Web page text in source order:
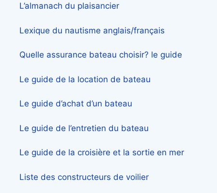
L’almanach du plaisancier
Lexique du nautisme anglais/français
Quelle assurance bateau choisir? le guide
Le guide de la location de bateau
Le guide d’achat d’un bateau
Le guide de l’entretien du bateau
Le guide de la croisière et la sortie en mer
Liste des constructeurs de voilier